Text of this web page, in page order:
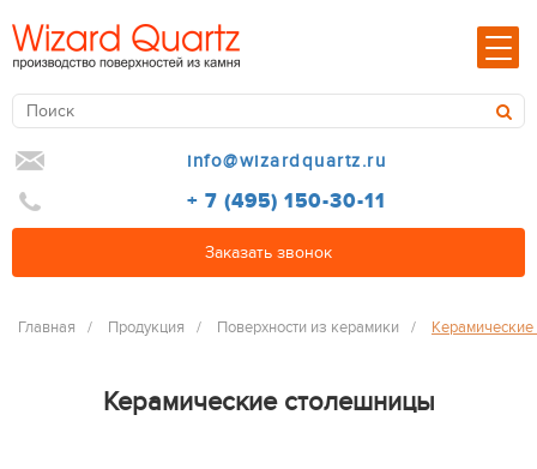
info@wizardquartz.ru
+ 7 (495) 150-30-11
Заказать звонок
Главная / Продукция / Поверхности из керамики /
Керамические столешницы